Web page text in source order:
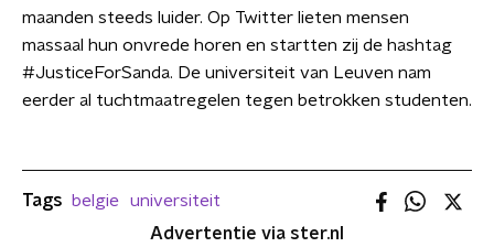
maanden steeds luider. Op Twitter lieten mensen
massaal hun onvrede horen en startten zij de hashtag
#JusticeForSanda. De universiteit van Leuven nam
eerder al tuchtmaatregelen tegen betrokken studenten.
Tags belgie
universiteit
Advertentie via ster.nl